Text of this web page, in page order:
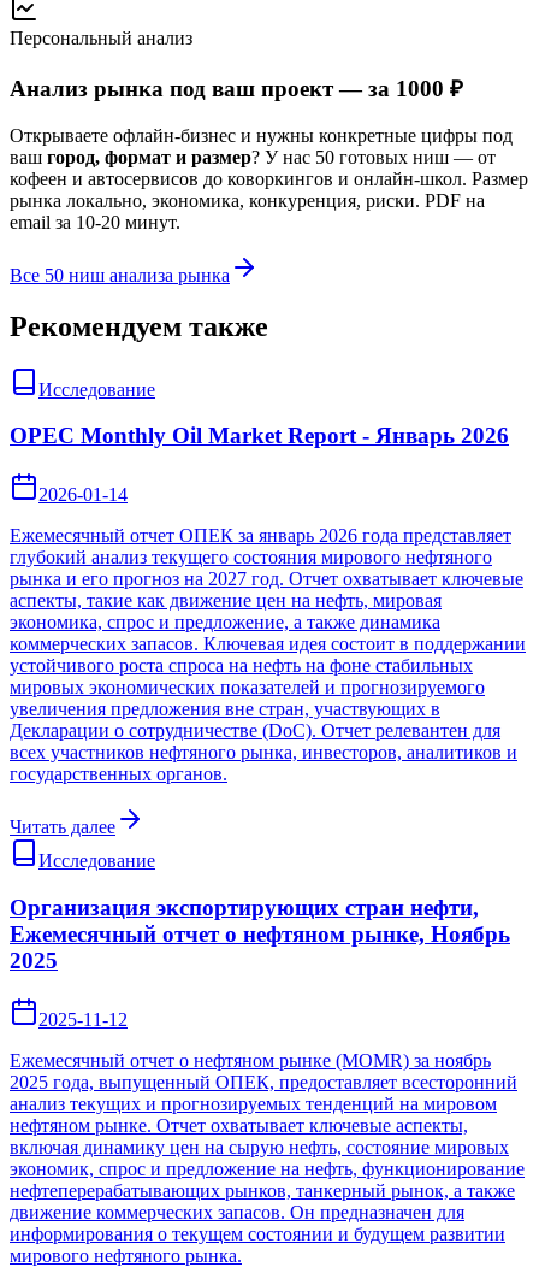
Персональный анализ
Анализ рынка под ваш проект — за 1000 ₽
Открываете офлайн-бизнес и нужны конкретные цифры под
ваш город, формат и размер? У нас 50 готовых ниш — от
кофеен и автосервисов до коворкингов и онлайн-школ. Размер
рынка локально, экономика, конкуренция, риски. PDF на
email за 10-20 минут.
Все 50 ниш анализа рынка
Рекомендуем также
Исследование
OPEC Monthly Oil Market Report - Январь 2026
2026-01-14
Ежемесячный отчет ОПЕК за январь 2026 года представляет
глубокий анализ текущего состояния мирового нефтяного
рынка и его прогноз на 2027 год. Отчет охватывает ключевые
аспекты, такие как движение цен на нефть, мировая
экономика, спрос и предложение, а также динамика
коммерческих запасов. Ключевая идея состоит в поддержании
устойчивого роста спроса на нефть на фоне стабильных
мировых экономических показателей и прогнозируемого
увеличения предложения вне стран, участвующих в
Декларации о сотрудничестве (DoC). Отчет релевантен для
всех участников нефтяного рынка, инвесторов, аналитиков и
государственных органов.
Читать далее
Исследование
Организация экспортирующих стран нефти,
Ежемесячный отчет о нефтяном рынке, Ноябрь
2025
2025-11-12
Ежемесячный отчет о нефтяном рынке (MOMR) за ноябрь
2025 года, выпущенный ОПЕК, предоставляет всесторонний
анализ текущих и прогнозируемых тенденций на мировом
нефтяном рынке. Отчет охватывает ключевые аспекты,
включая динамику цен на сырую нефть, состояние мировых
экономик, спрос и предложение на нефть, функционирование
нефтеперерабатывающих рынков, танкерный рынок, а также
движение коммерческих запасов. Он предназначен для
информирования о текущем состоянии и будущем развитии
мирового нефтяного рынка.